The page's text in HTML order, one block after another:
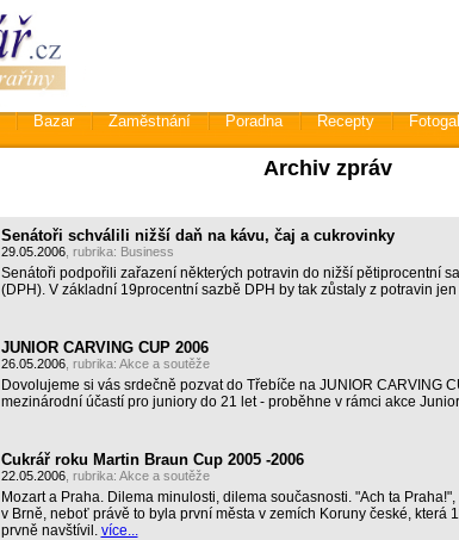
Bazar Zaměstnání Poradna Recepty
Archiv zpráv
Senátoři schválili nižší daň na kávu, čaj a cukrovinky
29.05.2006, rubrika: Business
Senátoři podpořili zařazení některých potravin do nižší pětiprocentní
(DPH). V základní 19procentní sazbě DPH by tak zůstaly z potravin
JUNIOR CARVING CUP 2006
26.05.2006, rubrika: Akce a soutěže
Dovolujeme si vás srdečně pozvat do Třebíče na JUNIOR CARVING
mezinárodní účastí pro juniory do 21 let - proběhne v rámci akce
Cukrář roku Martin Braun Cup 2005 -2006
22.05.2006, rubrika: Akce a soutěže
Mozart a Praha. Dilema minulosti, dilema současnosti. "Ach ta
v Brně, neboť právě to byla první města v zemích Koruny české, která
prvně navštívil. více...